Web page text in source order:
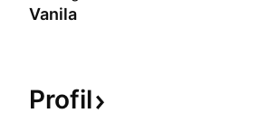
Vanila
Profil